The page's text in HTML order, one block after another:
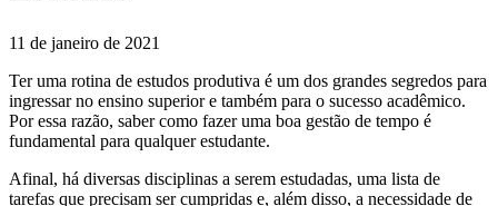
11 de janeiro de 2021
Ter uma rotina de estudos produtiva é um dos grandes segredos para
ingressar no ensino superior e também para o sucesso acadêmico.
Por essa razão, saber como fazer uma boa gestão de tempo é
fundamental para qualquer estudante.
Afinal, há diversas disciplinas a serem estudadas, uma lista de
tarefas que precisam ser cumpridas e, além disso, a necessidade de